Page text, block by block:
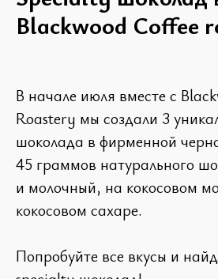
Blackwood Coffee
В начале июля вместе с
Roastery мы создали 3
шоколада в фирменной
45 граммов натурального
и молочный, на кокосовом
кокосовом сахаре.
Попробуйте все вкусы и